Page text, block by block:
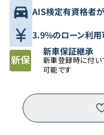
AIS検定有資格者
3.9%のローン利用
新車保証継承
新車登録時に付い
可能です